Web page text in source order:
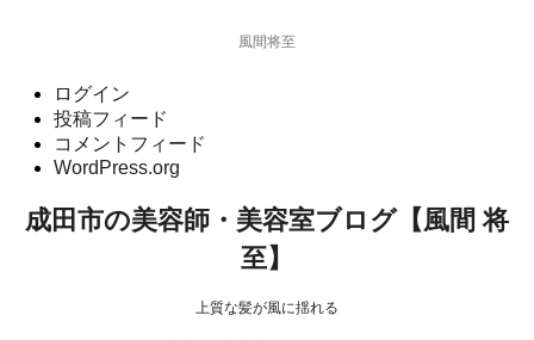
風間将至
ログイン
投稿フィード
コメントフィード
WordPress.org
成田市の美容師・美容室ブログ【風間 将
至】
上質な髪が風に揺れる